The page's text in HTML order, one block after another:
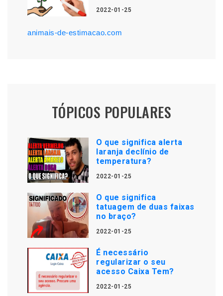
2022-01-25
animais-de-estimacao.com
TÓPICOS POPULARES
O que significa alerta
laranja declínio de
temperatura?
2022-01-25
O que significa
tatuagem de duas faixas
no braço?
2022-01-25
É necessário
regularizar o seu
acesso Caixa Tem?
2022-01-25